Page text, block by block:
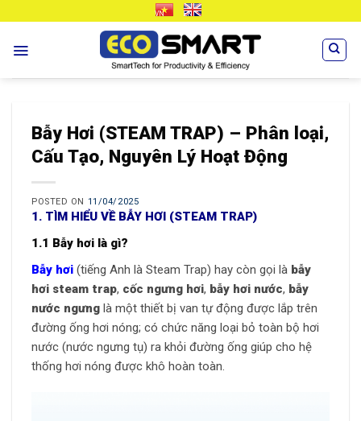
content
VN EN
Bẫy Hơi (STEAM TRAP) – Phân loại,
Cấu Tạo, Nguyên Lý Hoạt Động
POSTED ON 11/04/2025
1. TÌM HIỂU VỀ BẪY HƠI (STEAM TRAP)
1.1 Bẫy hơi là gì?
Bẫy hơi (tiếng Anh là Steam Trap) hay còn gọi là bẫy
hơi steam trap, cốc ngưng hơi, bẫy hơi nước, bẫy
nước ngưng là một thiết bị van tự động được lắp trên
đường ống hơi nóng; có chức năng loại bỏ toàn bộ hơi
nước (nước ngưng tụ) ra khỏi đường ống giúp cho hệ
thống hơi nóng được khô hoàn toàn.